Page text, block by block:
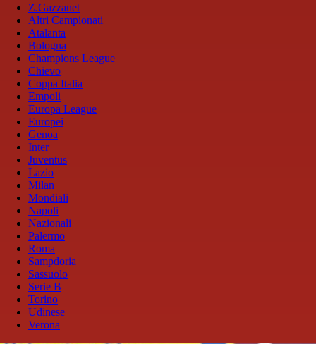
Z.Gazzanet
Altri Campionati
Atalanta
Bologna
Champions League
Chievo
Coppa Italia
Empoli
Europa League
Europei
Genoa
Inter
Juventus
Lazio
Milan
Mondiali
Napoli
Nazionali
Palermo
Roma
Sampdoria
Sassuolo
Serie B
Torino
Udinese
Verona